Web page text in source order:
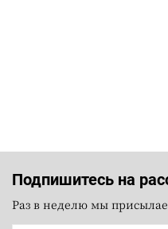
Подпишитесь на
Раз в неделю мы